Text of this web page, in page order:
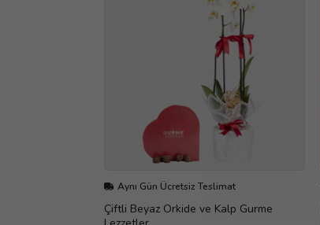
Aynı Gün Ücretsiz Teslimat
Çiftli Beyaz Orkide ve Kalp Gurme